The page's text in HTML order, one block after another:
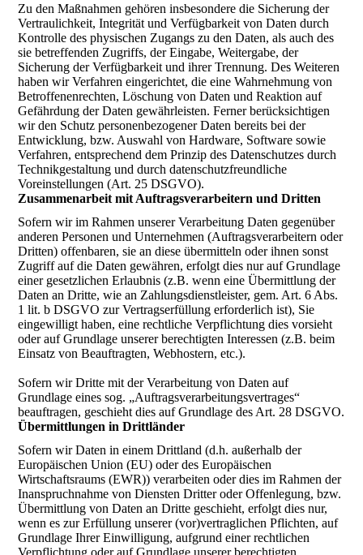
Zu den Maßnahmen gehören insbesondere die Sicherung der
Vertraulichkeit, Integrität und Verfügbarkeit von Daten durch
Kontrolle des physischen Zugangs zu den Daten, als auch des
sie betreffenden Zugriffs, der Eingabe, Weitergabe, der
Sicherung der Verfügbarkeit und ihrer Trennung. Des Weiteren
haben wir Verfahren eingerichtet, die eine Wahrnehmung von
Betroffenenrechten, Löschung von Daten und Reaktion auf
Gefährdung der Daten gewährleisten. Ferner berücksichtigen
wir den Schutz personenbezogener Daten bereits bei der
Entwicklung, bzw. Auswahl von Hardware, Software sowie
Verfahren, entsprechend dem Prinzip des Datenschutzes durch
Technikgestaltung und durch datenschutzfreundliche
Voreinstellungen (Art. 25 DSGVO).
Zusammenarbeit mit Auftragsverarbeitern und Dritten
Sofern wir im Rahmen unserer Verarbeitung Daten gegenüber
anderen Personen und Unternehmen (Auftragsverarbeitern oder
Dritten) offenbaren, sie an diese übermitteln oder ihnen sonst
Zugriff auf die Daten gewähren, erfolgt dies nur auf Grundlage
einer gesetzlichen Erlaubnis (z.B. wenn eine Übermittlung der
Daten an Dritte, wie an Zahlungsdienstleister, gem. Art. 6 Abs.
1 lit. b DSGVO zur Vertragserfüllung erforderlich ist), Sie
eingewilligt haben, eine rechtliche Verpflichtung dies vorsieht
oder auf Grundlage unserer berechtigten Interessen (z.B. beim
Einsatz von Beauftragten, Webhostern, etc.).
Sofern wir Dritte mit der Verarbeitung von Daten auf
Grundlage eines sog. „Auftragsverarbeitungsvertrages“
beauftragen, geschieht dies auf Grundlage des Art. 28 DSGVO.
Übermittlungen in Drittländer
Sofern wir Daten in einem Drittland (d.h. außerhalb der
Europäischen Union (EU) oder des Europäischen
Wirtschaftsraums (EWR)) verarbeiten oder dies im Rahmen der
Inanspruchnahme von Diensten Dritter oder Offenlegung, bzw.
Übermittlung von Daten an Dritte geschieht, erfolgt dies nur,
wenn es zur Erfüllung unserer (vor)vertraglichen Pflichten, auf
Grundlage Ihrer Einwilligung, aufgrund einer rechtlichen
Verpflichtung oder auf Grundlage unserer berechtigten